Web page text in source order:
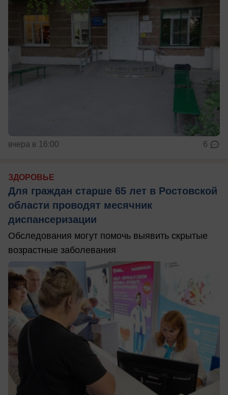
вчера в 16:00 6
ЗДОРОВЬЕ
Для граждан старше 65 лет в Ростовской
области проводят месячник
диспансеризации
Обследования могут помочь выявить скрытые
возрастные заболевания